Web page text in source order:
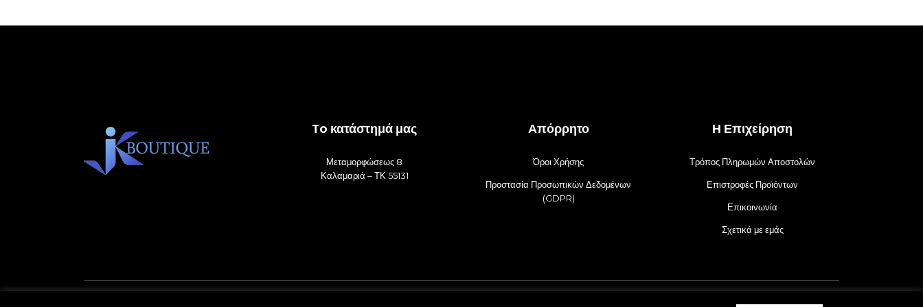
To κατάστημά μας
Μεταμορφώσεως 8
Καλαμαριά – ΤΚ 55131
Απόρρητο
Όροι Χρήσης
Προστασία Προσωπικών Δεδομένων
(GDPR)
Η Επιχείρηση
Τρόπος Πληρωμών Αποστολών
Επιστροφές Προϊόντων
Επικοινωνία
Σχετικά με εμάς